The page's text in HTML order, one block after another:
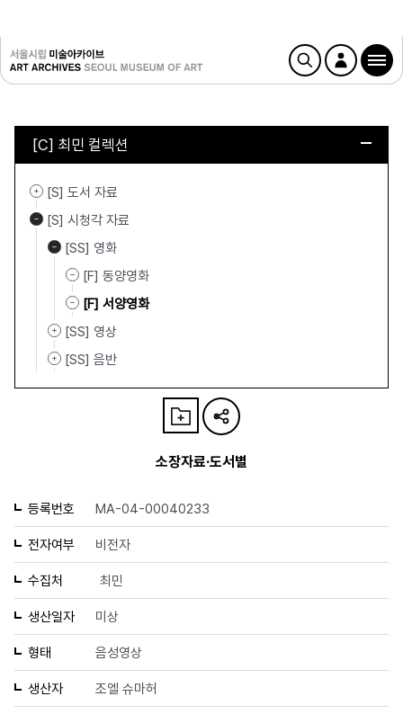
[C] 최민 컬렉션
[S] 도서 자료
[S] 시청각 자료
[SS] 영화
[F] 동양영화
[F] 서양영화
[SS] 영상
[SS] 음반
소장자료·도서별
등록번호 MA-04-00040233
전자여부 비전자
수집처 최민
생산일자 미상
형태 음성영상
생산자 조엘 슈마허